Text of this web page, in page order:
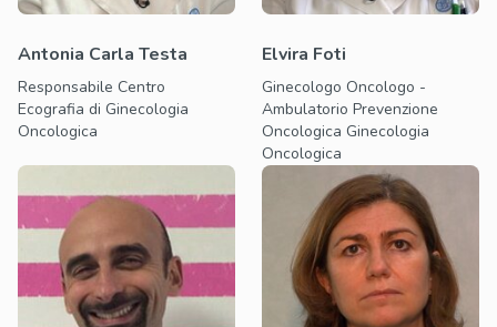
Antonia Carla Testa
Responsabile Centro
Ecografia di Ginecologia
Oncologica
Elvira Foti
Ginecologo Oncologo -
Ambulatorio Prevenzione
Oncologica Ginecologia
Oncologica